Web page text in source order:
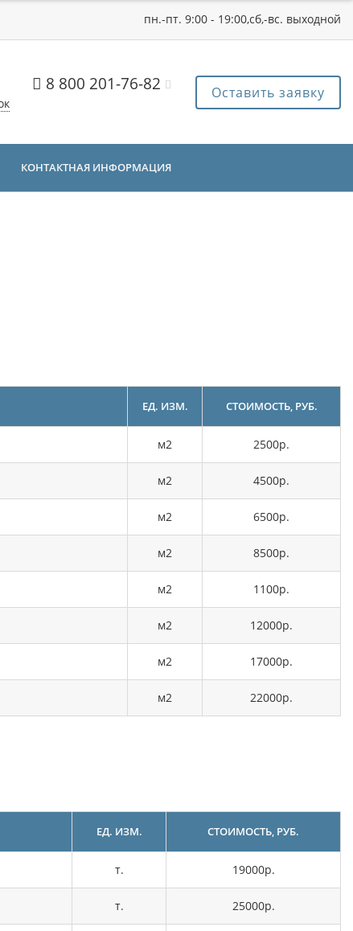
пн.-пт. 9:00 - 19:00,сб,-вс. выходной
8 800 201-76-82 Оставить заявку
КОНТАКТНАЯ ИНФОРМАЦИЯ
ЕД. ИЗМ. СТОИМОСТЬ, РУБ.
м2 2500р.
м2 4500р.
м2 6500р.
м2 8500р.
м2 1100р.
м2 12000р.
м2 17000р.
м2 22000р.
ЕД. ИЗМ. СТОИМОСТЬ, РУБ.
т. 19000р.
т. 25000р.